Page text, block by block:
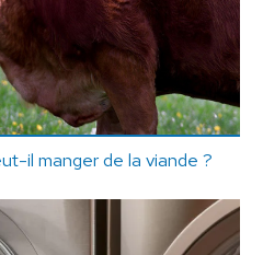
il manger de la viande ?